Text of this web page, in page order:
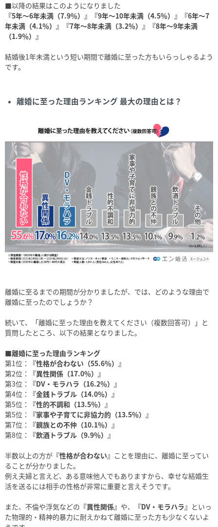
■以降の結果はこのようになりました
『5年～6年未満（7.9％）』『9年～10年未満（4.5％）』『6年～7
年未満（4.1％）』『7年～8年未満（3.2％）』『8年～9年未満
（1.9％）』
結婚後1年未満という短い期間で離婚に至った方もいらっしゃるよう
です。
離婚に至った理由ランキング 最大の理由とは？
離婚に至るまでの期間が分かりましたが、では、どのような理由で
離婚に至ったのでしょうか？
続いて、「離婚に至った理由を教えてください（複数回答可）」と
質問したところ、以下の結果となりました。
■離婚に至った理由ランキング
第1位：
『性格が合わない（55.6％）』
第2位：
『異性関係（17.0％）』
第3位：
『DV・モラハラ（16.2％）』
第4位：
『金銭トラブル（14.0％）』
第5位：
『性的不調和（13.5％）』
第5位：
『家事や子育てに非協力的（13.5％）』
第7位：
『親族との不仲（10.1％）』
第8位：
『飲酒トラブル（9.9％）』
半数以上の方が 『性格が合わない』 ことを理由に、離婚に至ってい
ることが分かりました。
例え夫婦と言えど、ある意味他人でもありますから、幸せな結婚生
活を送るには相手の性格が非常に重要と言えそうです。
また、不倫や浮気などの 『異性関係』 や、 『DV・モラハラ』 といっ
た物理的・精神的暴力に耐えかねて離婚に至った方も少なくないよ